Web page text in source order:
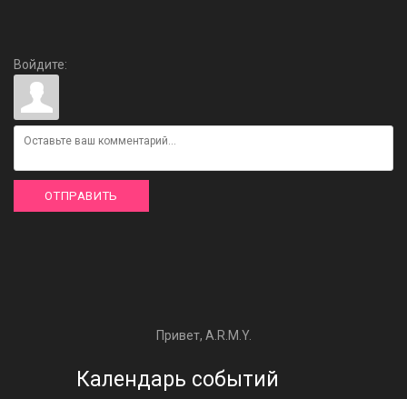
Войдите:
ОТПРАВИТЬ
Привет, A.R.M.Y.
Календарь событий